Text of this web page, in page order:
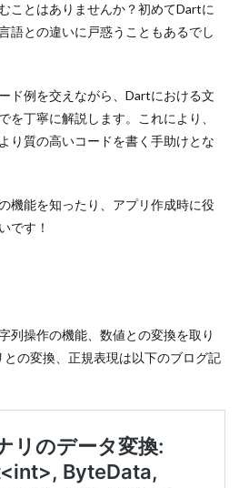
ことはありませんか？初めてDartに
語との違いに戸惑うこともあるでし
ド例を交えながら、Dartにおける文
を丁寧に解説します。これにより、
り質の高いコードを書く手助けとな
機能を知ったり、アプリ作成時に役
です！
列操作の機能、数値との変換を取り
の変換、正規表現は以下のブログ記